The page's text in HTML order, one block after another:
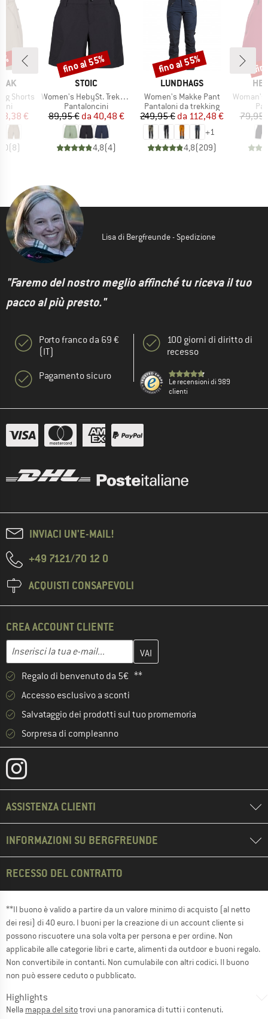
Shorts
prodotti
ridotto
€
(8)
MARCHIO
STOIC
Articolo
Women's HebySt. Trekking Shorts
Gruppo di prodotti
Pantaloncini
Prezzo
89,95 € Prezzo ridotto
da 40,48 €
4,8(4)
Sconto
fino al 55%
MARCHIO
LUNDHAGS
Articolo
Women's Makke Pant
Gruppo di prodotti
Pantaloni da trekking
Prezzo
249,95 € Prezzo ridotto
da 112,48 €
+1
4,8(209)
Sconto
fino al 55%
Articolo
Woman's
79,95
Lisa di Bergfreunde - Spedizione
"Faremo del nostro meglio affinché tu riceva il tuo
pacco al più presto."
Porto franco da 69 €
(IT)
Pagamento sicuro
100 giorni di diritto di
recesso
Le recensioni di 989
clienti
INVIACI UN'E-MAIL!
+49 7121/70 12 0
ACQUISTI CONSAPEVOLI
CREA ACCOUNT CLIENTE
Indirizzo e-mail
Inserisci qui il tuo indirizzo e-mail e crea il tuo account cliente
Regalo di benvenuto da 5€ **
Accesso esclusivo a sconti
Salvataggio dei prodotti sul tuo promemoria
Sorpresa di compleanno
ASSISTENZA CLIENTI
INFORMAZIONI SU BERGFREUNDE
RECESSO DEL CONTRATTO
**Il buono è valido a partire da un valore minimo di acquisto (al netto
dei resi) di 40 euro. I buoni per la creazione di un account cliente si
possono riscuotere una sola volta per persona e per ordine. Non
applicabile alle categorie libri e carte, alimenti da outdoor e buoni regalo.
Non convertibile in contanti. Non cumulabile con altri codici. Il buono
non può essere ceduto o pubblicato.
Highlights
Nella mappa del sitotrovi una panoramica di tutti i contenuti.